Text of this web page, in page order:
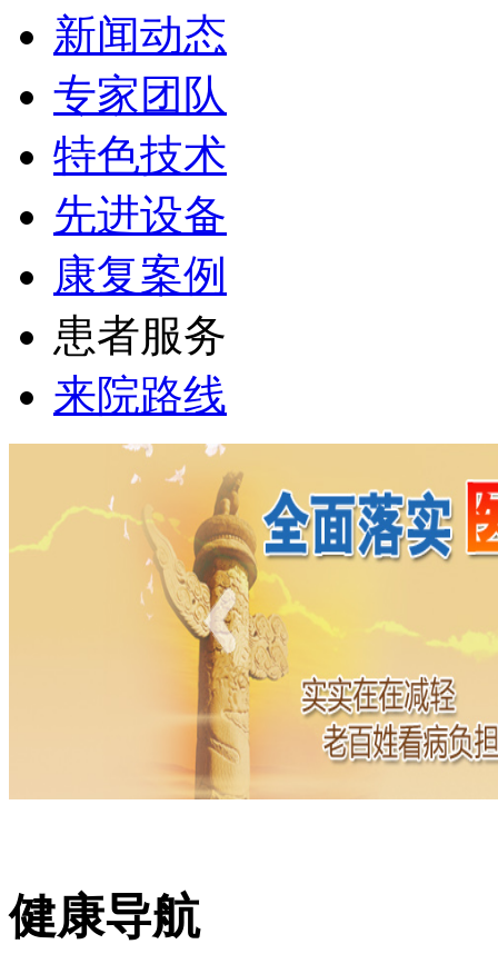
新闻动态
专家团队
特色技术
先进设备
康复案例
患者服务
来院路线
健康导航